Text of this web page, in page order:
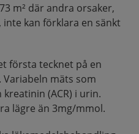
m² där andra orsaker,
kan förklara en sänkt
första tecknet på en
mäts som
(ACR) i urin.
lägre än 3mg/mmol.